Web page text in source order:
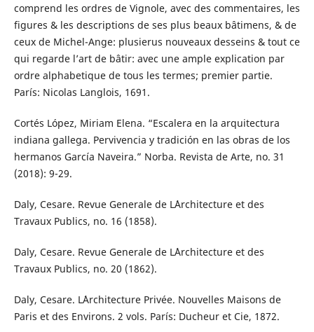
comprend les ordres de Vignole, avec des commentaires, les
figures & les descriptions de ses plus beaux bâtimens, & de
ceux de Michel-Ange: plusierus nouveaux desseins & tout ce
qui regarde l’art de bâtir: avec une ample explication par
ordre alphabetique de tous les termes; premier partie.
París: Nicolas Langlois, 1691.
Cortés López, Miriam Elena. “Escalera en la arquitectura
indiana gallega. Pervivencia y tradición en las obras de los
hermanos García Naveira.” Norba. Revista de Arte, no. 31
(2018): 9-29.
Daly, Cesare. Revue Generale de L´Architecture et des
Travaux Publics, no. 16 (1858).
Daly, Cesare. Revue Generale de L´Architecture et des
Travaux Publics, no. 20 (1862).
Daly, Cesare. L´Architecture Privée. Nouvelles Maisons de
Paris et des Environs. 2 vols. París: Ducheur et Cie, 1872.